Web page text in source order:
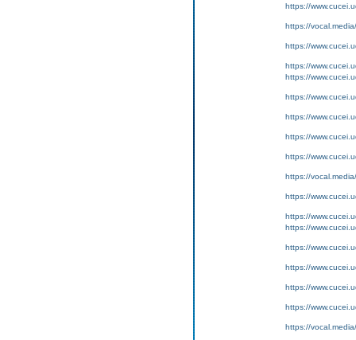
https://
https://
https://
https://
https://
https://
https://
https://
https://
https://
https://
https://
https://
https://
https://
https://
https://
https://